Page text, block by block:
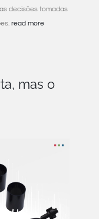
decisões tomadas
read more
mas o